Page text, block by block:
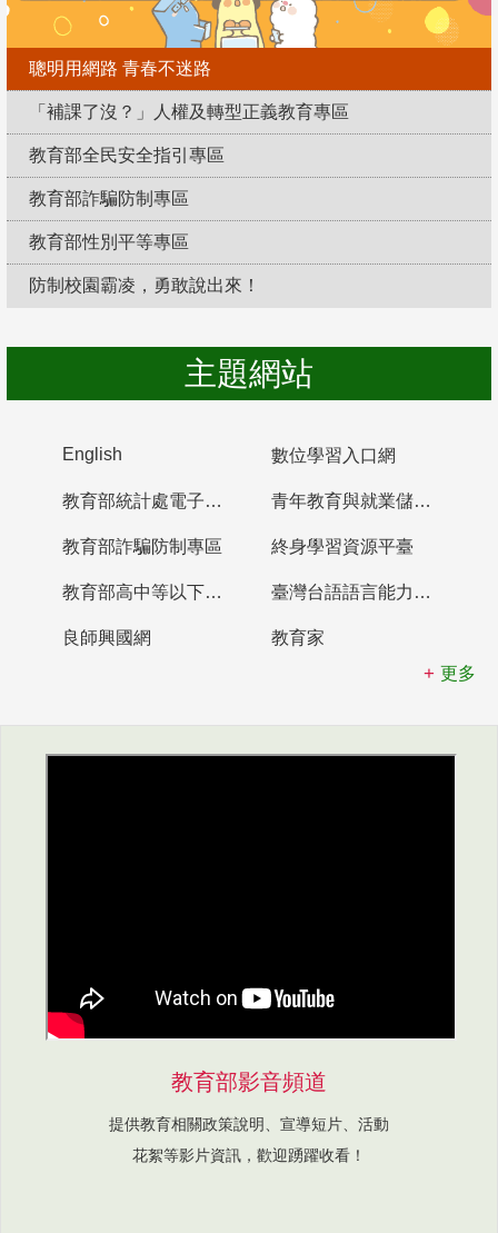
聰明用網路 青春不迷路
「補課了沒？」人權及轉型正義教育專區
教育部全民安全指引專區
教育部詐騙防制專區
教育部性別平等專區
防制校園霸凌，勇敢說出來！
主題網站
English 數位學習入口網
教育部統計處電子書櫃 青年教育與就業儲蓄帳戶
教育部詐騙防制專區 終身學習資源平臺
教育部高中等以下學校及幼兒園教師資格檢定考試 臺灣台語語言能力認證網站
良師興國網
教育家
更多
教育部影音頻道
提供教育相關政策說明、宣導短片、活動
花絮等影片資訊，歡迎踴躍收看！